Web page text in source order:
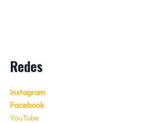
Redes
Instagram
Facebook
YouTube